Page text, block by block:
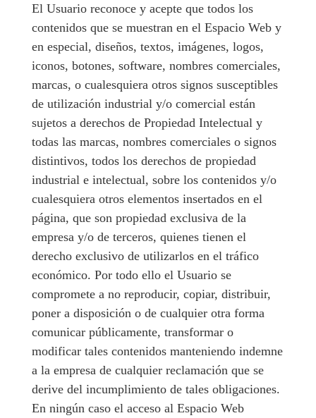
El Usuario reconoce y acepte que todos los
contenidos que se muestran en el Espacio Web y
en especial, diseños, textos, imágenes, logos,
iconos, botones, software, nombres comerciales,
marcas, o cualesquiera otros signos susceptibles
de utilización industrial y/o comercial están
sujetos a derechos de Propiedad Intelectual y
todas las marcas, nombres comerciales o signos
distintivos, todos los derechos de propiedad
industrial e intelectual, sobre los contenidos y/o
cualesquiera otros elementos insertados en el
página, que son propiedad exclusiva de la
empresa y/o de terceros, quienes tienen el
derecho exclusivo de utilizarlos en el tráfico
económico. Por todo ello el Usuario se
compromete a no reproducir, copiar, distribuir,
poner a disposición o de cualquier otra forma
comunicar públicamente, transformar o
modificar tales contenidos manteniendo indemne
a la empresa de cualquier reclamación que se
derive del incumplimiento de tales obligaciones.
En ningún caso el acceso al Espacio Web